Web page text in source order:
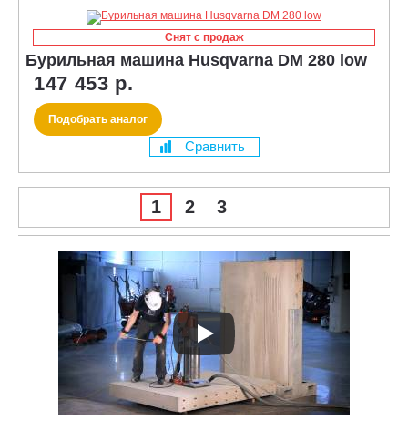
Снят с продаж
Бурильная машина Husqvarna DM 280 low
147 453 р.
Подобрать аналог
Сравнить
1 2 3